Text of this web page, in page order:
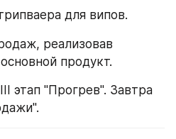
для випов.
реализовав
продукт.
этап "Прогрев". Завтра